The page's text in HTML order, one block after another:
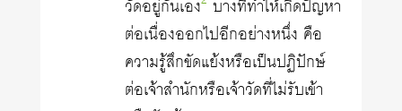
วัดอยู่กันเอง บางทีทำให้เกิดปัญหา
ต่อเนื่องออกไปอีกอย่างหนึ่ง คือ
ความรู้สึกขัดแย้งหรือเป็นปฏิปักษ์
ต่อเจ้าสำนักหรือเจ้าวัดที่ไม่รับเข้า